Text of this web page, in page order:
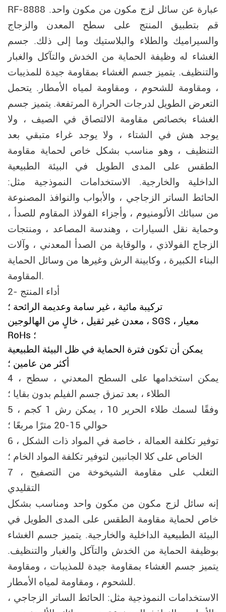
RF-8888 عبارة عن سائل لزج مكون من مكون واحد.
قم بتطبيق المنتج على سطح المعدن والزجاج
والسيراميك والطلاء والبلاستيك وما إلى ذلك. جسم
الغشاء له وظيفة الحماية من الخدش والتآكل والغبار
والتنظيف. يتميز جسم الغشاء بمقاومة جيدة للمذيبات
، ومقاومة للشحوم ، ومقاومة لمياه الأمطار. يتحمل
التعرض الطويل لدرجات الحرارة المرتفعة. يتميز جسم
الغشاء بخصائص مقاومة الالتصاق في الصيف ، ولا
يوجد هش في الشتاء ، ولا يوجد غراء متبقي بعد
التنظيف ، وهو مناسب بشكل خاص لحماية مقاومة
الطقس على المدى الطويل في البيئة الطبيعية
الداخلية والخارجية. الاستخدامات النموذجية مثل:
الحائط الساتر الزجاجي ، والأبواب والنوافذ المصنوعة
من سبائك الألومنيوم ، وأجزاء الفولاذ المقاوم للصدأ ،
وحماية نقل السيارات ، وهندسة المصاعد ، ومنتجات
الزجاج الفولاذي ، والوقاية من الصدأ المعدني ، وآلات
البناء الكبيرة ، وكابينة الرش وغيرها من وسائل الحماية
المقاومة.
2- أداء المنتج
تركيبة مائية ، غير سامة وعديمة الرائحة ؛
معدن غير ثقيل ، خالٍ من الهالوجين ، SGS ، معيار
RoHs ؛
يمكن أن تكون فترة الحماية في ظل البيئة الطبيعية
أكثر من عامين ؛
4 ، يمكن استخدامها على السطح المعدني ، سطح
الطلاء ، بعد تمزق جسم الفيلم بدون بقايا ؛
5 ، وفقًا لسمك طلاء الحرير 10 ، يمكن رش 1 كجم
حوالي 15-20 مترًا مربعًا ؛
6 ، توفير تكلفة العمالة ، خاصة في المواد ذات الشكل
الخاص على كلا الجانبين لتوفير تكلفة المواد الخام ؛
7 ، التغلب على مقاومة الشيخوخة من التصفيح
التقليدي
إنه سائل لزج مكون من مكون واحد ومناسب بشكل
خاص لحماية مقاومة الطقس على المدى الطويل في
البيئة الطبيعية الداخلية والخارجية. يتميز جسم الغشاء
بوظيفة الحماية من الخدش والتآكل والغبار والتنظيف.
يتميز جسم الغشاء بمقاومة جيدة للمذيبات ، ومقاومة
للشحوم ، ومقاومة لمياه الأمطار.
الاستخدامات النموذجية مثل: الحائط الساتر الزجاجي ،